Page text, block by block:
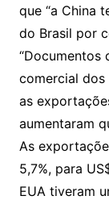
que “a China
do Brasil por
“Documentos
comercial dos
as
aumentaram
As
5,7%, para
EUA tiveram